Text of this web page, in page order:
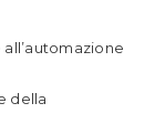
della